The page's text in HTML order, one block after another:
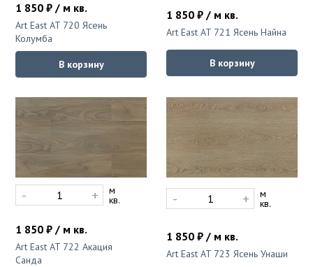
1 850 ₽ / м кв.
Art East AT 720 Ясень
Колумба
В корзину
1 850 ₽ / м кв.
Art East AT 721 Ясень Найна
В корзину
1 850 ₽ / м кв.
Art East AT 722 Акация
Санда
- + м
кв.
1 850 ₽ / м кв.
Art East AT 723 Ясень Унаши
- + м
кв.